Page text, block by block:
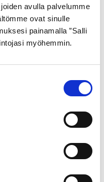
avulla palvelumme
ovat sinulle
painamalla ”Salli
myöhemmin.